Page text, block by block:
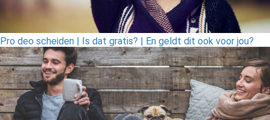
Pro deo scheiden | Is dat gratis? | En geldt dit ook voor jou?